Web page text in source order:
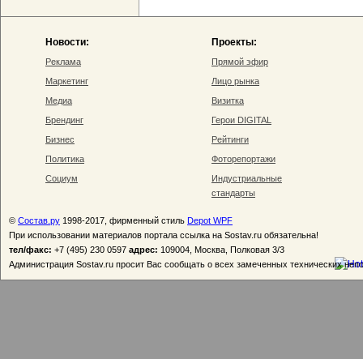
Новости:
Реклама
Маркетинг
Медиа
Брендинг
Бизнес
Политика
Социум
Проекты:
Прямой эфир
Лицо рынка
Визитка
Герои DIGITAL
Рейтинги
Фоторепортажи
Индустриальные
стандарты
© Состав.ру 1998-2017, фирменный стиль Depot WPF
При использовании материалов портала ссылка на Sostav.ru обязательна!
тел/факс: +7 (495) 230 0597 адрес: 109004, Москва, Полковая 3/3
Администрация Sostav.ru просит Вас сообщать о всех замеченных технических